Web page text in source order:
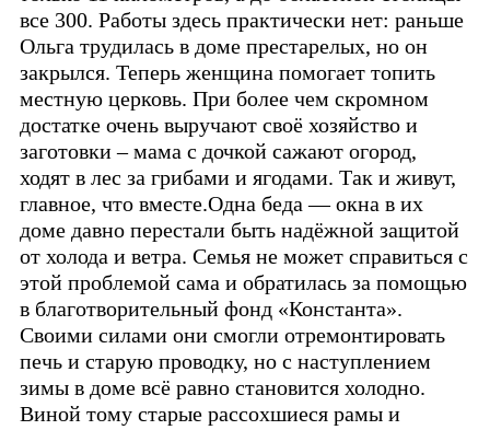
все 300. Работы здесь практически нет: раньше
Ольга трудилась в доме престарелых, но он
закрылся. Теперь женщина помогает топить
местную церковь. При более чем скромном
достатке очень выручают своё хозяйство и
заготовки – мама с дочкой сажают огород,
ходят в лес за грибами и ягодами. Так и живут,
главное, что вместе.Одна беда — окна в их
доме давно перестали быть надёжной защитой
от холода и ветра. Семья не может справиться с
этой проблемой сама и обратилась за помощью
в благотворительный фонд «Константа».
Своими силами они смогли отремонтировать
печь и старую проводку, но с наступлением
зимы в доме всё равно становится холодно.
Виной тому старые рассохшиеся рамы и